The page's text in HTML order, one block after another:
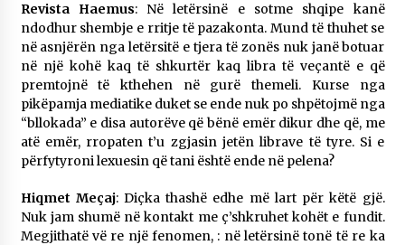
Revista Haemus: Në letërsinë e sotme shqipe kanë
ndodhur shembje e rritje të pazakonta. Mund të thuhet se
në asnjërën nga letërsitë e tjera të zonës nuk janë botuar
në një kohë kaq të shkurtër kaq libra të veçantë e që
premtojnë të kthehen në gurë themeli. Kurse nga
pikëpamja mediatike duket se ende nuk po shpëtojmë nga
“bllokada” e disa autorëve që bënë emër dikur dhe që, me
atë emër, rropaten t’u zgjasin jetën librave të tyre. Si e
përfytyroni lexuesin që tani është ende në pelena?
Hiqmet Meçaj: Diçka thashë edhe më lart për këtë gjë.
Nuk jam shumë në kontakt me ç’shkruhet kohët e fundit.
Megjithatë vë re një fenomen, : në letërsinë tonë të re ka